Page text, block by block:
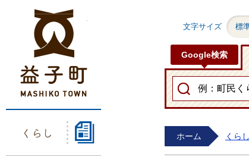
くらし
文字サイズ 標
Google検索
ホーム くらし